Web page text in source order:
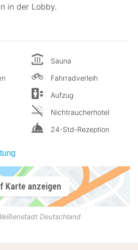
in der Lobby.
Sauna
Fahrradverleih
Aufzug
Nichtraucherhotel
24-Std-Rezeption
Karte anzeigen
Deutschland